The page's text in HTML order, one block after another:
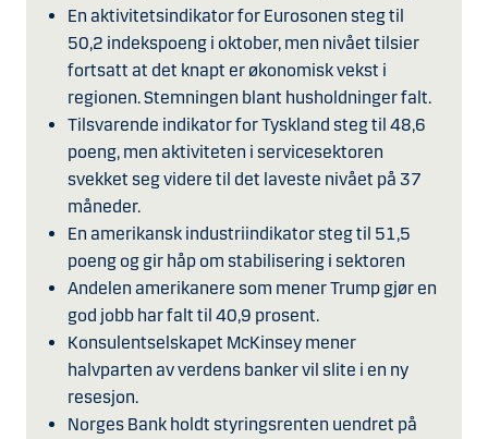
En aktivitetsindikator for Eurosonen steg til
50,2 indekspoeng i oktober, men nivået tilsier
fortsatt at det knapt er økonomisk vekst i
regionen. Stemningen blant husholdninger falt.
Tilsvarende indikator for Tyskland steg til 48,6
poeng, men aktiviteten i servicesektoren
svekket seg videre til det laveste nivået på 37
måneder.
En amerikansk industriindikator steg til 51,5
poeng og gir håp om stabilisering i sektoren
Andelen amerikanere som mener Trump gjør en
god jobb har falt til 40,9 prosent.
Konsulentselskapet McKinsey mener
halvparten av verdens banker vil slite i en ny
resesjon.
Norges Bank holdt styringsrenten uendret på